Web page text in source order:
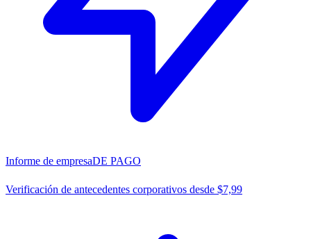
Informe de empresaDE PAGO
Verificación de antecedentes corporativos desde $7,99